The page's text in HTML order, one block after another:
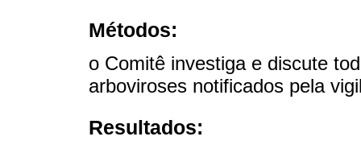
Métodos:
o Comitê investiga e discute
arboviroses notificados pela
Resultados: